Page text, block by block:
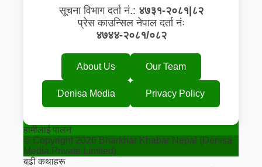
सूचना विभाग दर्ता नं.: ४७३१-२०८१|८२
प्रेस काउन्सिल नेपाल दर्ता नंः
४७४४-२०८१/०८२
About Us Our Team
Denisa Media Privacy Policy
हामीलाई पालन
© Copyright 2026 Bharkhar Khabar Nepal (Denisa
Media Private Limited)
बढी कथाहरू